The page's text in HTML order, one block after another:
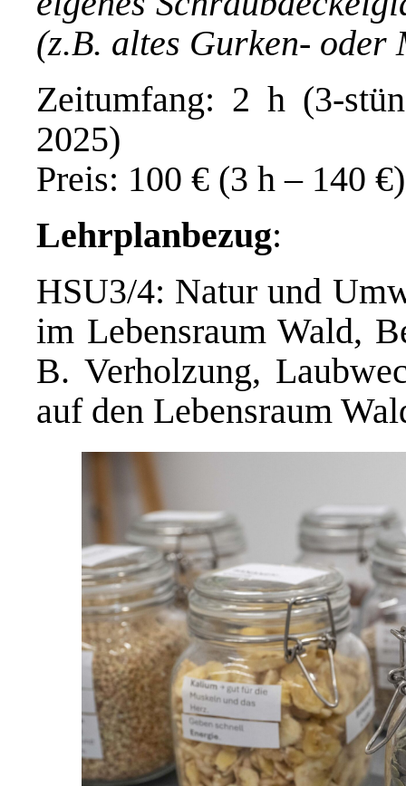
(z.B. altes Gurken- oder
Zeitumfang: 2 h (3-
2025)
Preis: 100 € (3 h – 140 €)
Lehrplanbezug:
HSU3/4: Natur und
im Lebensraum Wald,
B. Verholzung,
auf den Lebensraum